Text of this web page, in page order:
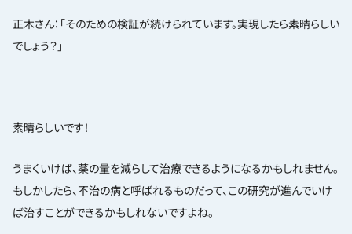
正木さん：「そのための検証が続けられています。実現したら素晴らしい
でしょう？」
素晴らしいです！
うまくいけば、薬の量を減らして治療できるようになるかもしれません。
もしかしたら、不治の病と呼ばれるものだって、この研究が進んでいけ
ば治すことができるかもしれないですよね。